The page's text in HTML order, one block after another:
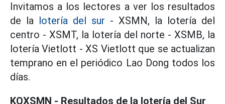
Invitamos a los lectores a ver los resultados
de la lotería del sur - XSMN, la lotería del
centro - XSMT, la lotería del norte - XSMB, la
lotería Vietlott - XS Vietlott que se actualizan
temprano en el periódico Lao Dong todos los
días.
KQXSMN - Resultados de la lotería del Sur